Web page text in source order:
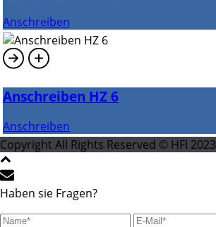
Anschreiben
Anschreiben HZ 6
Anschreiben
Copyright All Rights Reserved © HFI 2023
Haben sie Fragen?